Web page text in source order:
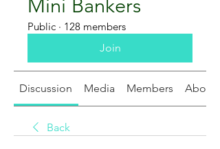
Mini Bankers
Public · 128 members
Join
Discussion Media Members About
Back